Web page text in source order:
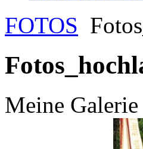
FOTOS
Meine Galerie